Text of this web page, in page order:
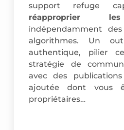
support refuge
réapproprier
indépendamment
algorithmes. Un
authentique, pilier
stratégie de
avec des
ajoutée dont vous
propriétaires…